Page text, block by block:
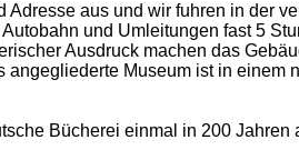
aus und wir fuhren in der
und Umleitungen fast 5
Ausdruck machen das
Museum ist in
Bücherei einmal in 200 Jahren